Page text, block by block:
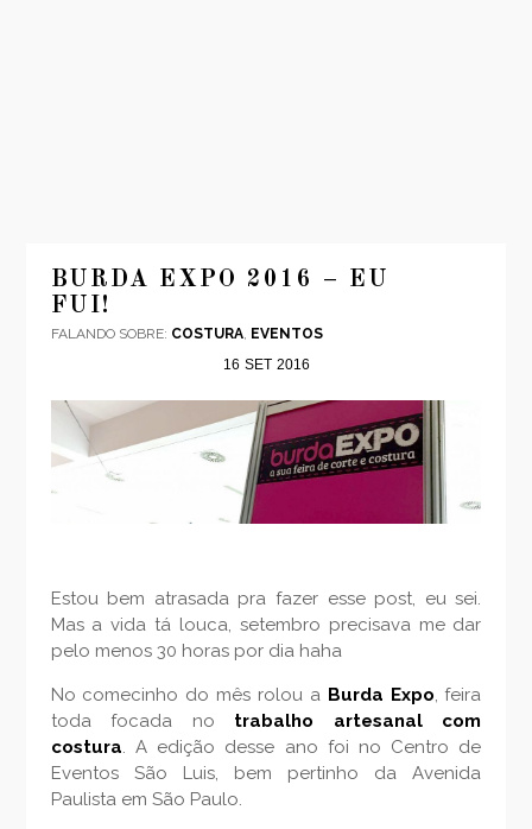
MODA
VIAGENS
SOBRE
CONTATO
BURDA EXPO 2016 – EU
FUI!
FALANDO SOBRE: COSTURA, EVENTOS
16 SET 2016
Estou bem atrasada pra fazer esse post, eu sei.
Mas a vida tá louca, setembro precisava me dar
pelo menos 30 horas por dia haha
No comecinho do mês rolou a Burda Expo, feira
toda focada no trabalho artesanal com
costura. A edição desse ano foi no Centro de
Eventos São Luis, bem pertinho da Avenida
Paulista em São Paulo.